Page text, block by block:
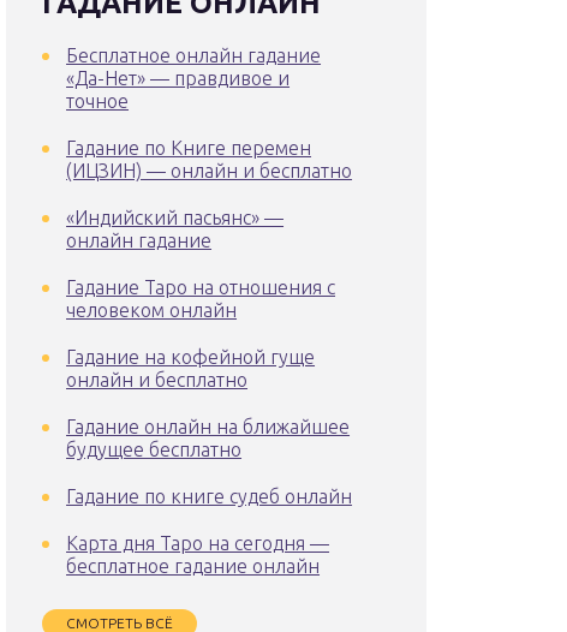
Бесплатное онлайн гадание
«Да-Нет» — правдивое и
точное
Гадание по Книге перемен
(ИЦЗИН) — онлайн и бесплатно
«Индийский пасьянс» —
онлайн гадание
Гадание Таро на отношения с
человеком онлайн
Гадание на кофейной гуще
онлайн и бесплатно
Гадание онлайн на ближайшее
будущее бесплатно
Гадание по книге судеб онлайн
Карта дня Таро на сегодня —
бесплатное гадание онлайн
СМОТРЕТЬ ВСЁ